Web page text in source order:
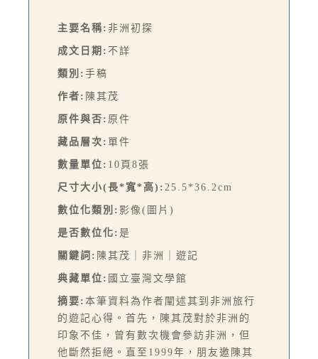
主要名稱: 非洲初探
成文日期: 不詳
類別: 手稿
作者: 陳其茂
原件與否: 原件
藏品層次: 單件
數量單位: 10頁8張
尺寸大小(長*寬*高): 25.5*36.2cm
數位化類別: 影像(圖片)
是否數位化: 是
關鍵詞: 陳其茂｜非洲｜遊記
典藏單位: 國立臺灣文學館
摘要: 本筆資料為作者闡述其到非洲旅行
的遊記心得。首先，陳其茂對於非洲的
印象不佳，曾有數次機會參訪非洲，但
他斷然拒絕。直至1999年，朋友邀陳其